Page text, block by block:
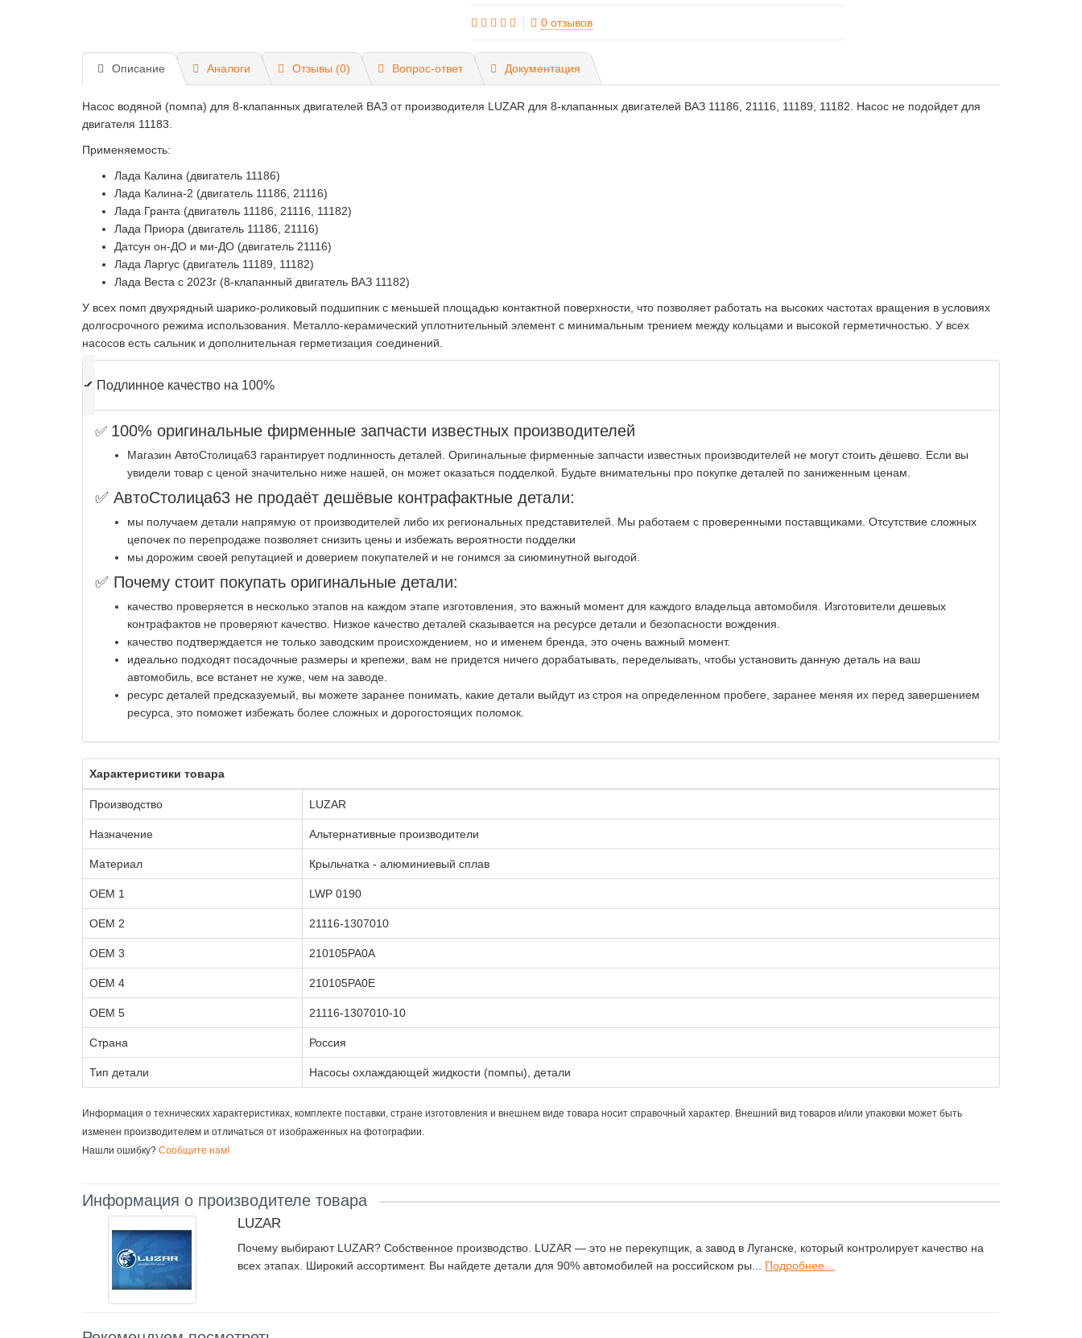
0 отзывов
Описание Аналоги Отзывы (0) Вопрос-ответ Документация
Насос водяной (помпа) для 8-клапанных двигателей ВАЗ от производителя LUZAR для 8-клапанных двигателей ВАЗ 11186, 21116, 11189, 11182. Насос не подойдет для
двигателя 11183.
Применяемость:
Лада Калина (двигатель 11186)
Лада Калина-2 (двигатель 11186, 21116)
Лада Гранта (двигатель 11186, 21116, 11182)
Лада Приора (двигатель 11186, 21116)
Датсун он-ДО и ми-ДО (двигатель 21116)
Лада Ларгус (двигатель 11189, 11182)
Лада Веста с 2023г (8-клапанный двигатель ВАЗ 11182)
У всех помп двухрядный шарико-роликовый подшипник с меньшей площадью контактной поверхности, что позволяет работать на высоких частотах вращения в условиях
долгосрочного режима использования. Металло-керамический уплотнительный элемент с минимальным трением между кольцами и высокой герметичностью. У всех
насосов есть сальник и дополнительная герметизация соединений.
✔ Подлинное качество на 100%
✅ 100% оригинальные фирменные запчасти известных производителей
Магазин АвтоСтолица63 гарантирует подлинность деталей. Оригинальные фирменные запчасти известных производителей не могут стоить дёшево. Если вы
увидели товар с ценой значительно ниже нашей, он может оказаться подделкой. Будьте внимательны про покупке деталей по заниженным ценам.
✅ АвтоСтолица63 не продаёт дешёвые контрафактные детали:
мы получаем детали напрямую от производителей либо их региональных представителей. Мы работаем с проверенными поставщиками. Отсутствие сложных
цепочек по перепродаже позволяет снизить цены и избежать вероятности подделки
мы дорожим своей репутацией и доверием покупателей и не гонимся за сиюминутной выгодой.
✅ Почему стоит покупать оригинальные детали:
качество проверяется в несколько этапов на каждом этапе изготовления, это важный момент для каждого владельца автомобиля. Изготовители дешевых
контрафактов не проверяют качество. Низкое качество деталей сказывается на ресурсе детали и безопасности вождения.
качество подтверждается не только заводским происхождением, но и именем бренда, это очень важный момент.
идеально подходят посадочные размеры и крепежи, вам не придется ничего дорабатывать, переделывать, чтобы установить данную деталь на ваш
автомобиль, все встанет не хуже, чем на заводе.
ресурс деталей предсказуемый, вы можете заранее понимать, какие детали выйдут из строя на определенном пробеге, заранее меняя их перед завершением
ресурса, это поможет избежать более сложных и дорогостоящих поломок.
Характеристики товара
Производство LUZAR
Назначение Альтернативные производители
Материал Крыльчатка - алюминиевый сплав
OEM 1 LWP 0190
OEM 2 21116-1307010
OEM 3 210105PA0A
OEM 4 210105PA0E
OEM 5 21116-1307010-10
Страна Россия
Тип детали Насосы охлаждающей жидкости (помпы), детали
Информация о технических характеристиках, комплекте поставки, стране изготовления и внешнем виде товара носит справочный характер. Внешний вид товаров и/или упаковки может быть
изменен производителем и отличаться от изображенных на фотографии.
Нашли ошибку? Сообщите нам!
Информация о производителе товара
LUZAR
Почему выбирают LUZAR? Собственное производство. LUZAR — это не перекупщик, а завод в Луганске, который контролирует качество на
всех этапах. Широкий ассортимент. Вы найдете детали для 90% автомобилей на российском ры... Подробнее...